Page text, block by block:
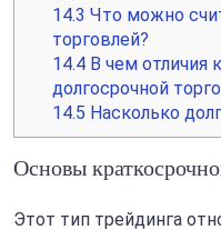
14.3 Что можно
торговлей?
14.4 В чем отличия
долгосрочной
14.5 Насколько
Основы
Этот тип трейдинга